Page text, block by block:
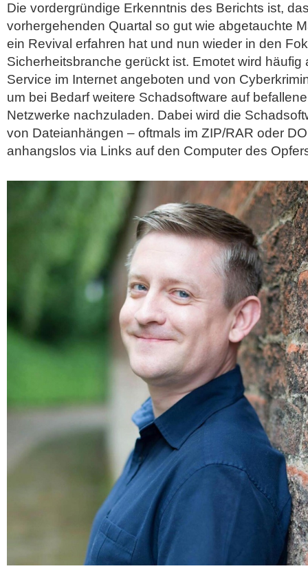
Die vordergründige Erkenntnis des Berichts ist,
vorhergehenden Quartal so gut wie abgetauchte
ein Revival erfahren hat und nun wieder in den
Sicherheitsbranche gerückt ist. Emotet wird häufig
Service im Internet angeboten und von
um bei Bedarf weitere Schadsoftware auf
Netzwerke nachzuladen. Dabei wird die
von Dateianhängen – oftmals im ZIP/RAR oder
anhangslos via Links auf den Computer des